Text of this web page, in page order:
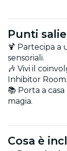
Punti
🍹 Partecipa a
sensoriali.
🎶 Vivi il
Inhibitor Room.
📚 Porta a
magia.
Cosa è